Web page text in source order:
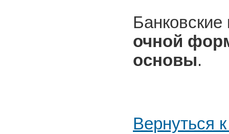
очной
основы.
Вернуться